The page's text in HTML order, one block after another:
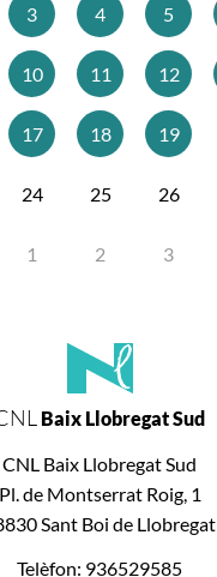
3 4 5
10 11 12
17 18 19
24 25 26
1 2 3
Baix Llobregat Sud
CNL Baix Llobregat Sud
Pl. de Montserrat Roig, 1
Sant Boi de Llobregat
Telèfon: 936529585